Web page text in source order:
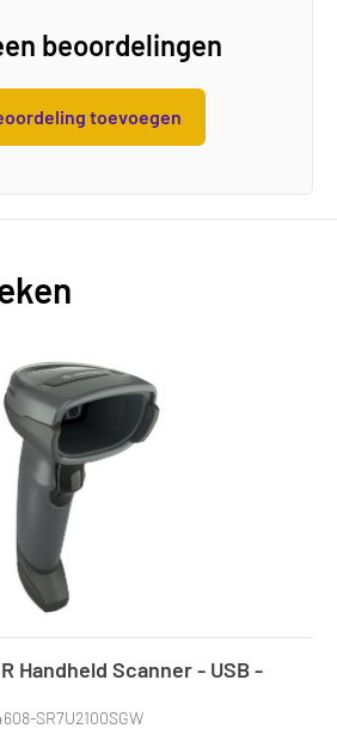
beoordelingen
toevoegen
Handheld Scanner - USB -
SR7U2100SGW